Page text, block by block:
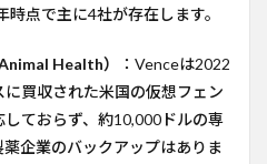
点で主に4社が存在します。
Health）
：Venceは2022
買収された米国の仮想フェン
ておらず、約10,000ドルの専
企業のバックアップはありま